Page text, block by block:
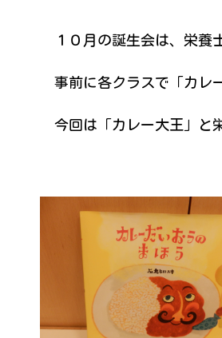
１０月の誕生会は、栄養
事前に各クラスで「カレ
今回は「カレー大王」と